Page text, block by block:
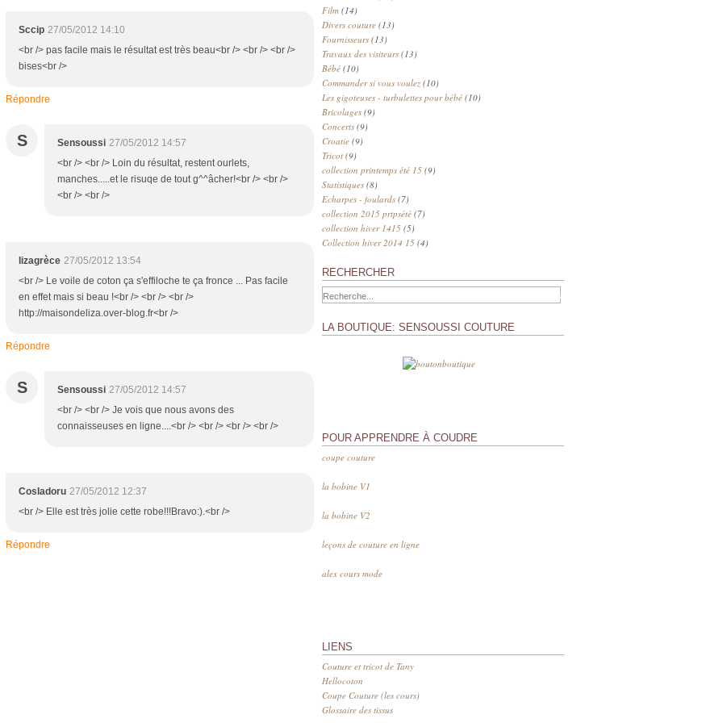
Sccip 27/05/2012 14:10
<br /> pas facile mais le résultat est très beau<br /> <br /> <br />
bises<br />
Répondre
S Sensoussi 27/05/2012 14:57
<br /> <br /> Loin du résultat, restent ourlets,
manches.....et le risuqe de tout g^^âcher!<br /> <br />
<br /> <br />
lizagrèce 27/05/2012 13:54
<br /> Le voile de coton ça s'effiloche te ça fronce ... Pas facile
en effet mais si beau !<br /> <br /> <br />
http://maisondeliza.over-blog.fr<br />
Répondre
S Sensoussi 27/05/2012 14:57
<br /> <br /> Je vois que nous avons des
connaisseuses en ligne....<br /> <br /> <br /> <br />
CosIadoru 27/05/2012 12:37
<br /> Elle est très jolie cette robe!!!Bravo:).<br />
Répondre
Film (14)
Divers couture (13)
Fournisseurs (13)
Travaux des visiteurs (13)
Bébé (10)
Commander si vous voulez (10)
Les gigoteuses - turbulettes pour bébé (10)
Bricolages (9)
Concerts (9)
Croatie (9)
Tricot (9)
collection printemps été 15 (9)
Statistiques (8)
Echarpes - foulards (7)
collection 2015 prtpsété (7)
collection hiver 1415 (5)
Collection hiver 2014 15 (4)
RECHERCHER
LA BOUTIQUE: SENSOUSSI COUTURE
POUR APPRENDRE À COUDRE
coupe couture
la bobine V1
la bobine V2
leçons de couture en ligne
alex cours mode
LIENS
Couture et tricot de Tany
Hellocoton
Coupe Couture (les cours)
Glossaire des tissus